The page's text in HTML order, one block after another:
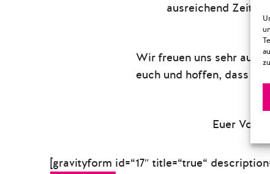
ausreichend Zeit
Wir freuen uns sehr auf
euch und hoffen, dass wir
Euer
[gravityform id=“17″ title=“true“